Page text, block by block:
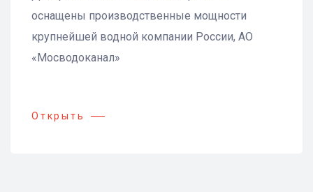
оснащены производственные мощности
крупнейшей водной компании России, АО
«Мосводоканал»
Открыть